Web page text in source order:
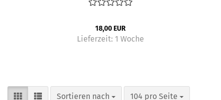
18,00 EUR
Lieferzeit: 1 Woche
Sortieren nach
Sortieren nach 104 pro Seite
pro Seite